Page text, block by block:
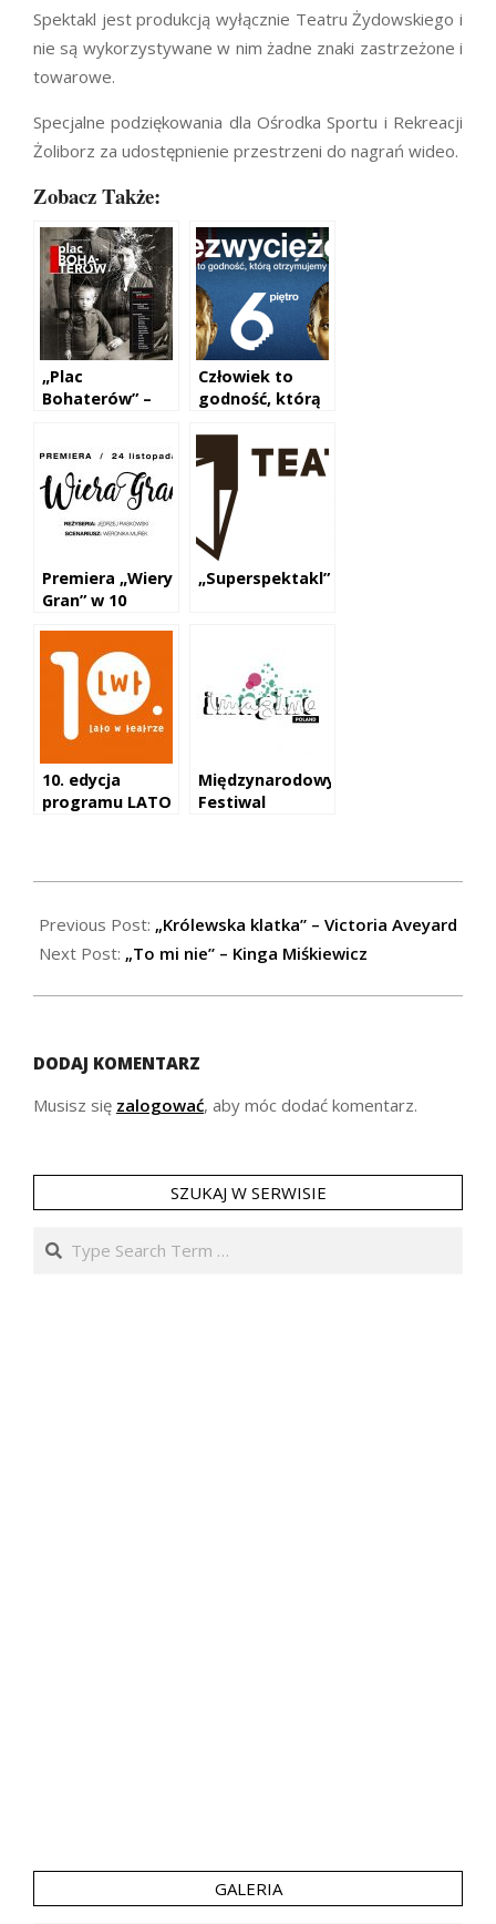
Spektakl jest produkcją wyłącznie Teatru Żydowskiego i
nie są wykorzystywane w nim żadne znaki zastrzeżone i
towarowe.
Specjalne podziękowania dla Ośrodka Sportu i Rekreacji
Żoliborz za udostępnienie przestrzeni do nagrań wideo.
Zobacz Także:
„Plac
Bohaterów” –
Człowiek to
godność, którą
dożywotnio.
Premiera „Wiery
Gran” w 10
artystki
„Superspektakl”
10. edycja
programu LATO
Międzynarodowy
Festiwal
11-
28
Previous Post: „Królewska klatka” – Victoria Aveyard
Next Post: „To mi nie” – Kinga Miśkiewicz
DODAJ KOMENTARZ
Musisz się zalogować, aby móc dodać komentarz.
SZUKAJ W SERWISIE
Search
GALERIA